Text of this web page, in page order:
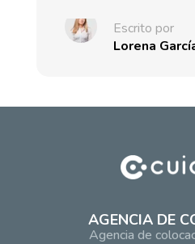
Escrito por
Lorena
AGENCIA DE
Agencia de